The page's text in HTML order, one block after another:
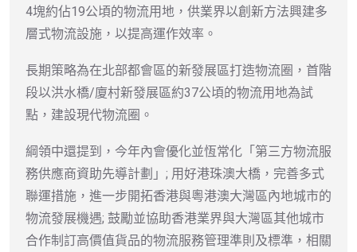
4塊約佔19公頃的物流用地，供業界以創新方法興建多
層式物流設施，以提高運作效率。
長期策略為在北部都會區的新發展區打造物流圈，首階
段以洪水橋/廈村新發展區約37公頃的物流用地為試
點，建設現代物流圈。
綱領中還提到，今年內會優化並恆常化「第三方物流服
務供應商資助先導計劃」; 用好港珠澳大橋，完善多式
聯運措施，進一步開拓香港與粵港澳大灣區內地城市的
物流發展機遇; 鼓勵並協助香港業界與大灣區其他城市
合作制訂高價值貨品的物流服務管理準則及標準，相關